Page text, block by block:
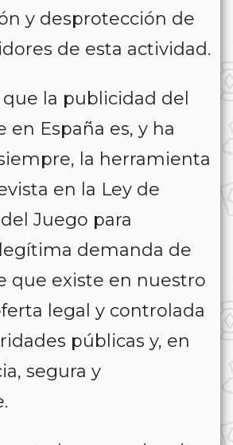
y desprotección de
de esta actividad.
la publicidad del
en España es, y ha
la herramienta
en la Ley de
Juego para
demanda de
que existe en nuestro
legal y controlada
públicas y, en
segura y